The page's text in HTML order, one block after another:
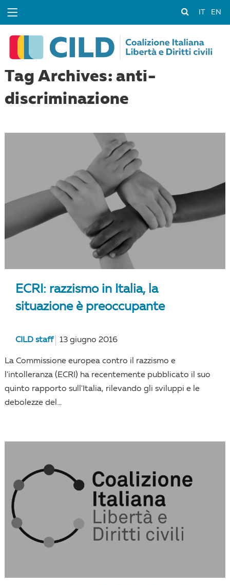
EN
Tag Archives: anti-
discriminazione
ECRI: razzismo in Italia, la
situazione è preoccupante
CILD staff 13 giugno 2016
La Commissione europea contro il razzismo e
l'intolleranza (ECRI) ha recentemente pubblicato il suo
quinto rapporto sull'Italia, rilevando gli sviluppi e le
debolezze del...